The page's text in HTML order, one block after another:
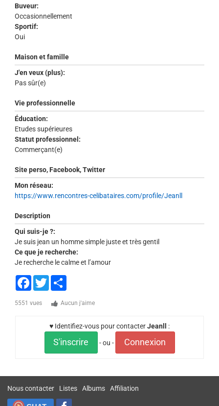
Buveur:
Occasionnellement
Sportif:
Oui
Maison et famille
J'en veux (plus):
Pas sûr(e)
Vie professionnelle
Éducation:
Etudes supérieures
Statut professionnel:
Commerçant(e)
Site perso, Facebook, Twitter
Mon réseau:
https://www.rencontres-celibataires.com/profile/Jeanll
Description
Qui suis-je ?:
Je suis jean un homme simple juste et très gentil
Ce que je recherche:
Je recherche le calme et l’amour
Facebook
Twitter
5551 vues Aucun j'aime
♥ Identifiez-vous pour contacterJeanll :
S'inscrire - ou - Connexion
Nous contacter Listes Albums Affiliation